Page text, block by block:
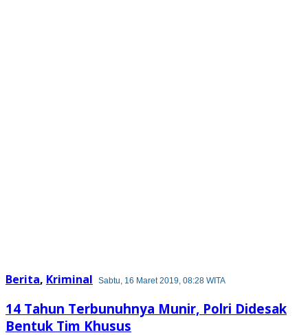
Berita, Kriminal Sabtu, 16 Maret 2019, 08:28 WITA
14 Tahun Terbunuhnya Munir, Polri Didesak
Bentuk Tim Khusus